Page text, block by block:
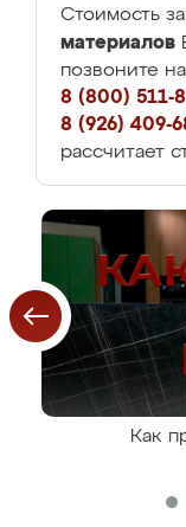
Стоимость
материалов
позвоните
8 (800) 511-
8 (926) 409-
рассчитает
Как